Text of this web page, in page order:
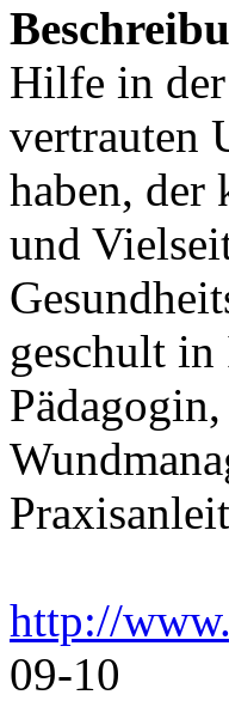
Hilfe in
vertrauten
haben, der
und
geschult
http://
09-10